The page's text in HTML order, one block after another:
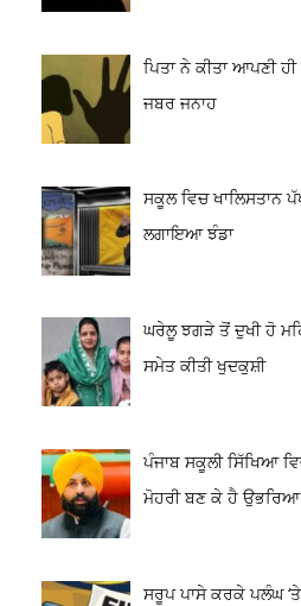
ਪਿਤਾ ਨੇ ਕੀਤਾ ਆਪਣੀ ਹੀ
ਜਬਰ ਜਨਾਹ
ਸਕੂਲ ਵਿਚ ਖਾਲਿਸਤਾਨ
ਲਗਾਇਆ ਝੰਡਾ
ਘਰੇਲੂ ਝਗੜੇ ਤੋਂ ਦੁਖੀ ਹੋ
ਸਮੇਤ ਕੀਤੀ ਖੁਦਕੁਸ਼ੀ
ਪੰਜਾਬ ਸਕੂਲੀ ਸਿੱਖਿਆ
ਮੋਹਰੀ ਬਣ ਕੇ ਹੈ
ਸਰੂਪ ਪਾਸੇ ਕਰਕੇ ਪਲੰਘ